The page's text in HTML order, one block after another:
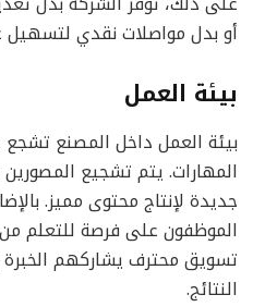
أو بدل مواصلات نقدي لتسهيل
بيئة العمل
بيئة العمل داخل المصنع تشجع
المهارات. يتم تشجيع المصورين
جديدة لإنتاج محتوى مميز.
الموظفون على فرصة للتعلم
تسويق محترف يشاركهم
النتائج.